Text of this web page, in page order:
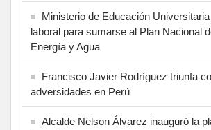
Ministerio de Educación
laboral para sumarse al Plan Nacional
Energía y Agua
Francisco Javier Rodríguez triunfa
adversidades en Perú
Alcalde Nelson Álvarez inauguró la